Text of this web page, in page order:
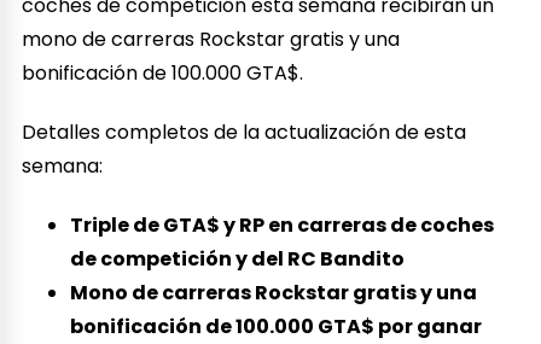
mono de carreras Rockstar gratis y una
bonificación de 100.000 GTA$.
Detalles completos de la actualización de esta
semana:
Triple de GTA$ y RP en carreras de coches
de competición y del RC Bandito
Mono de carreras Rockstar gratis y una
bonificación de 100.000 GTA$ por ganar